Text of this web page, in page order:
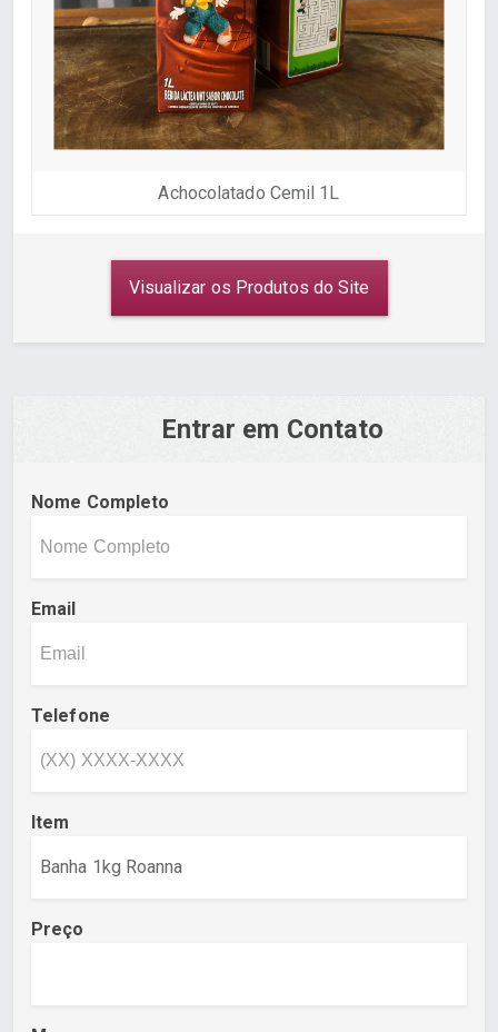
Achocolatado Cemil 1L
Visualizar os Produtos do Site
Entrar em Contato
Nome Completo
Email
Telefone
Item
Preço